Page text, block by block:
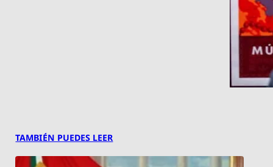
TAMBIÉN PUEDES LEER